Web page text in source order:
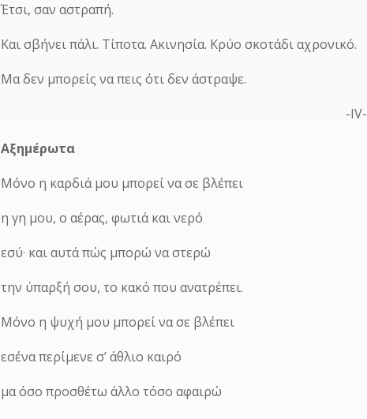
Έτσι, σαν αστραπή.
Και σβήνει πάλι. Τίποτα. Ακινησία. Κρύο σκοτάδι αχρονικό.
Μα δεν μπορείς να πεις ότι δεν άστραψε.
-ΙV-
Αξημέρωτα
Μόνο η καρδιά μου μπορεί να σε βλέπει
η γη μου, ο αέρας, φωτιά και νερό
εσύ· και αυτά πώς μπορώ να στερώ
την ύπαρξή σου, το κακό που ανατρέπει.
Μόνο η ψυχή μου μπορεί να σε βλέπει
εσένα περίμενε σ’ άθλιο καιρό
μα όσο προσθέτω άλλο τόσο αφαιρώ